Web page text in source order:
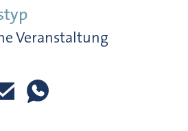
Veranstaltung